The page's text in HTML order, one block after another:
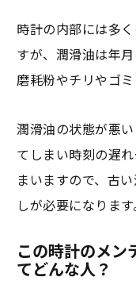
時計の内部には多
すが、潤滑油は年
磨耗粉やチリやゴミ
潤滑油の状態が悪
てしまい時刻の遅
まいますので、古
しが必要になります
この時計のメン
てどんな人？